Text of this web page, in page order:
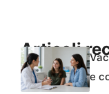
Articoli
e